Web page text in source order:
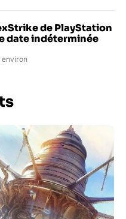
de PlayStation
date indéterminée
environ